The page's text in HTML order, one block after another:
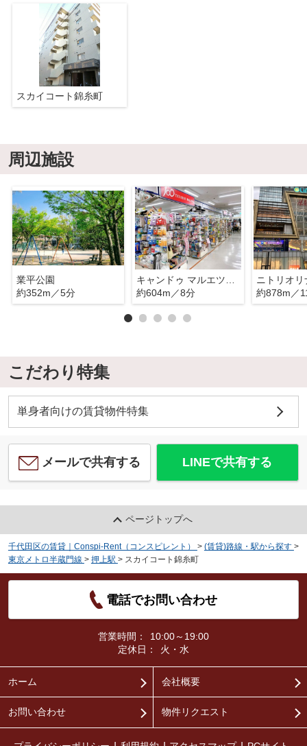
スカイコート錦糸町
周辺施設
業平公園
約352m／5分
約604m／8分
約878m／
こだわり特集
単身者向けの賃貸物件特集
メールで共有する LINEで共有する
ページトップへ
千代田区の賃貸｜Conspi-Rent（コンスピレント） > (賃貸)路線・駅から探す >
東京メトロ半蔵門線 > 押上駅 > スカイコート錦糸町
電話でお問い合わせ
営業時間：
10:00～19:00
定休日：
火・水
ホーム 会社概要
お問い合わせ 物件リクエスト